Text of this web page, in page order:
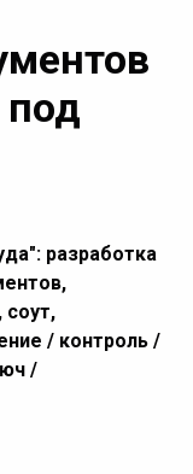
под
разработка
соут,
/ контроль /
/